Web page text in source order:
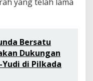
Bersatu
Dukungan
di Pilkada